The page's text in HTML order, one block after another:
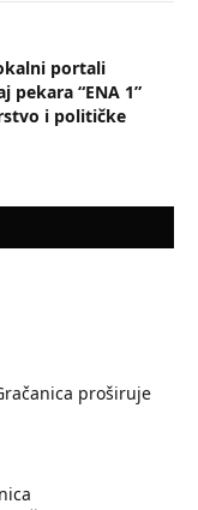
portali
pekara “ENA 1”
i političke
proširuje